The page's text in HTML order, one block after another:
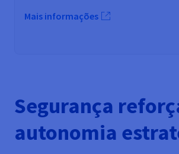
Mais informações
Segurança
autonomia